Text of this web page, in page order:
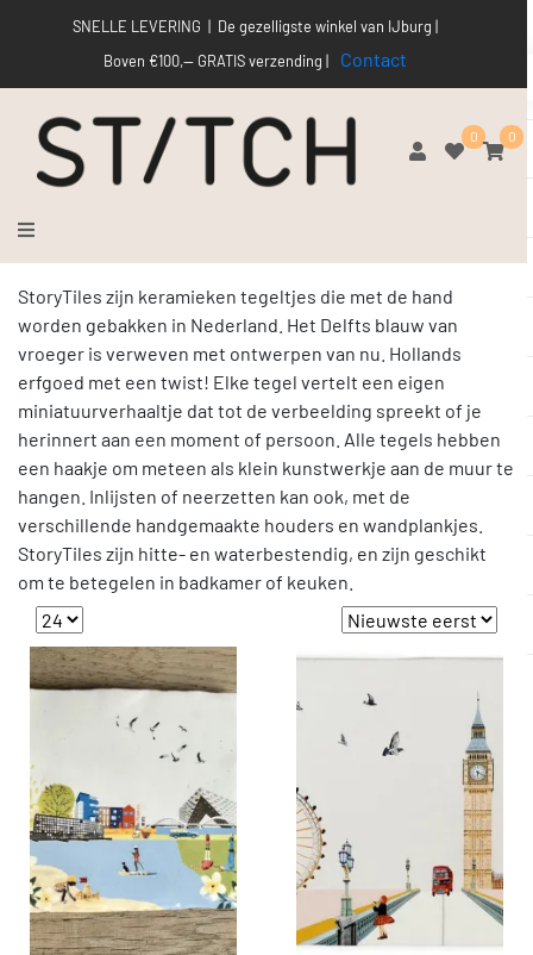
SNELLE LEVERING | De gezelligste winkel van IJburg |
Boven €100,-- GRATIS verzending |
Contact
0 0
StoryTiles zijn keramieken tegeltjes die met de hand
worden gebakken in Nederland. Het Delfts blauw van
vroeger is verweven met ontwerpen van nu. Hollands
erfgoed met een twist! Elke tegel vertelt een eigen
miniatuurverhaaltje dat tot de verbeelding spreekt of je
herinnert aan een moment of persoon. Alle tegels hebben
een haakje om meteen als klein kunstwerkje aan de muur te
hangen. Inlijsten of neerzetten kan ook, met de
verschillende handgemaakte houders en wandplankjes.
StoryTiles zijn hitte- en waterbestendig, en zijn geschikt
om te betegelen in badkamer of keuken.